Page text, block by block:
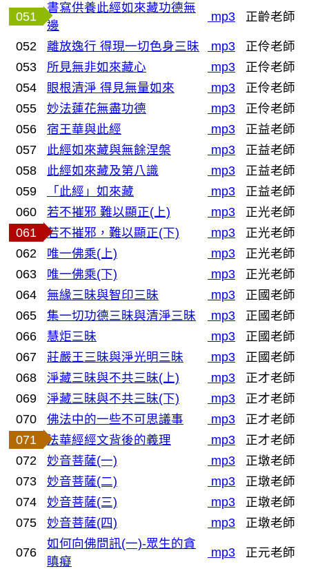
051
書寫供養此經如來藏功德無
邊
mp3 正齡老師
052 離放逸行 得現一切色身三昧 mp3
正伶老師
053
所見無非如來藏心 mp3
正伶老師
054
眼根清淨 得見無量如來 mp3
正伶老師
055
妙法蓮花無盡功德 mp3
正伶老師
056
宿王華與此經 mp3
正益老師
057
此經如來藏與無餘涅槃 mp3
正益老師
058
此經如來藏及第八識 mp3
正益老師
059
「此經」如來藏 mp3
正益老師
060
若不摧邪 難以顯正(上) mp3
正光老師
061
若不摧邪，難以顯正(下) mp3
正光老師
062
唯一佛乘(上) mp3
正光老師
063
唯一佛乘(下) mp3
正光老師
064
無緣三昧與智印三昧 mp3
正國老師
065
集一切功德三昧與清淨三昧 mp3
正國老師
066
慧炬三昧 mp3
正國老師
067
莊嚴王三昧與淨光明三昧 mp3
正國老師
068
淨藏三昧與不共三昧(上) mp3
正才老師
069
淨藏三昧與不共三昧(下) mp3
正才老師
070
佛法中的一些不可思議事 mp3
正才老師
071
法華經經文背後的義理 mp3
正才老師
072
妙音菩薩(一) mp3
正墩老師
073
妙音菩薩(二) mp3
正墩老師
074
妙音菩薩(三) mp3
正墩老師
075
妙音菩薩(四) mp3 正墩老師
076
如何向佛問訊(一)-眾生的貪
瞋癡
mp3 正元老師